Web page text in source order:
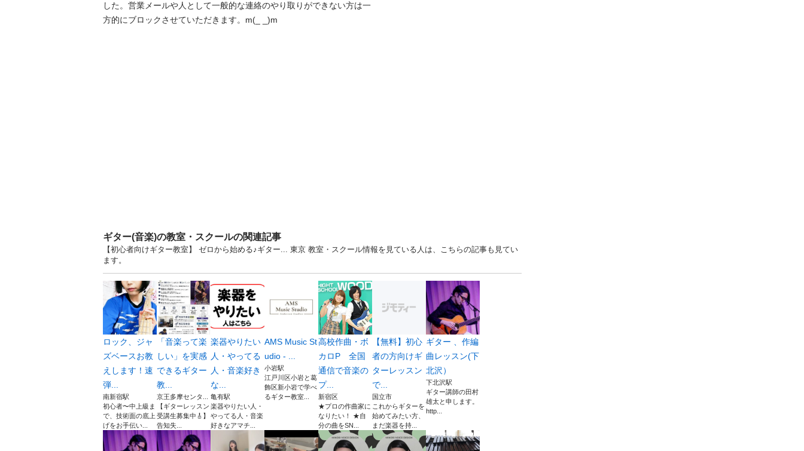
した。営業メールや人として一般的な連絡のやり取りができない方は一
方的にブロックさせていただきます。m(_ _)m
ギター(音楽)の教室・スクールの関連記事
【初心者向けギター教室】 ゼロから始める♪ギター... 東京 教室・スクール情報を見ている人は、こちらの記事も見てい
ます。
ロック、ジャ
ズベースお教
えします！速
弾...
南新宿駅
初心者〜中上級ま
で、技術面の底上
げをお手伝い...
「音楽って楽
しい」を実感
できるギター
教...
京王多摩センタ...
【ギターレッスン
受講生募集中🎸】
告知失...
楽器やりたい
人・やってる
人・音楽好き
な...
亀有駅
楽器やりたい人・
やってる人・音楽
好きなアマチ...
AMS Music St
udio - ...
小岩駅
江戸川区小岩と葛
飾区新小岩で学べ
るギター教室...
高校作曲・ボ
カロP 全国
通信で音楽の
プ...
新宿区
★プロの作曲家に
なりたい！ ★自
分の曲をSN...
【無料】初心
者の方向けギ
ターレッスン
で...
国立市
これからギターを
始めてみたい方、
まだ楽器を持...
ギター 、作編
曲レッスン(下
北沢）
下北沢駅
ギター講師の田村
雄太と申します。
http...